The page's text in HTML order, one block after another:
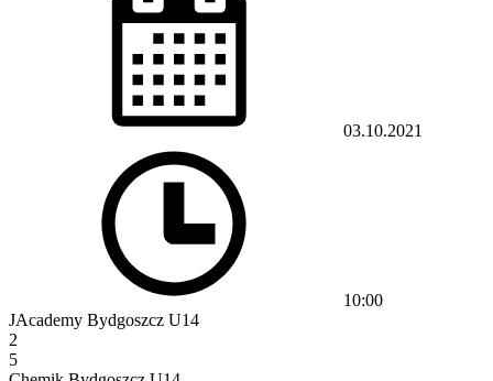
03.10.2021
10:00
JAcademy Bydgoszcz U14
2
5